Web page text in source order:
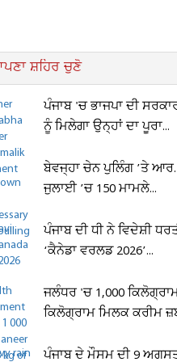
ਸ਼ਹਿਰ ਚੁਣੋ
ਪੰਜਾਬ 'ਚ ਭਾਜਪਾ ਦੀ
ਨੂੰ ਮਿਲੇਗਾ ਉਨ੍ਹਾਂ ਦਾ ਪੂਰਾ...
ਬੇਵਜ੍ਹਾ ਚੇਨ ਪੁਲਿੰਗ ’ਤੇ ਆਰ.
ਜੁਲਾਈ ’ਚ 150 ਮਾਮਲੇ...
ਪੰਜਾਬ ਦੀ ਧੀ ਨੇ ਵਿਦੇਸ਼ੀ
‘ਕੈਨੇਡਾ ਵਰਲਡ 2026’...
ਜਲੰਧਰ 'ਚ 1,000
ਕਿਲੋਗ੍ਰਾਮ ਮਿਲਕ ਕਰੀਮ
ਪੰਜਾਬ ਦੇ ਮੌਸਮ ਦੀ 9